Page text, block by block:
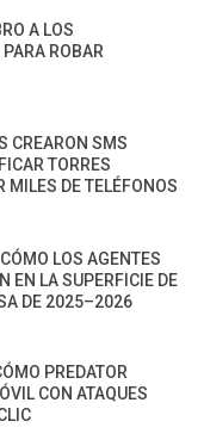
A LOS
ROBAR
CREARON SMS
TORRES
MILES DE TELÉFONOS
LOS AGENTES
EN LA SUPERFICIE DE
DE 2025–2026
PREDATOR
CON ATAQUES